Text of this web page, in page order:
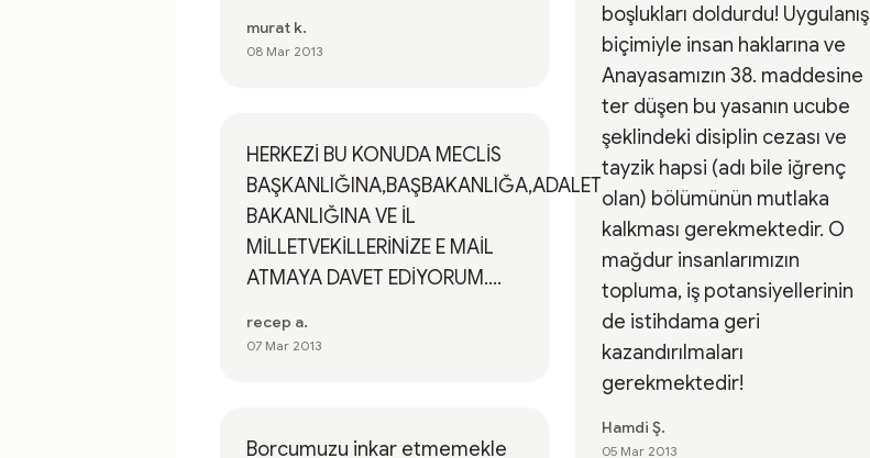
murat k.
08 Mar 2013
HERKEZİ BU KONUDA MECLİS
BAŞKANLIĞINA,BAŞBAKANLIĞA,ADALET
BAKANLIĞINA VE İL
MİLLETVEKİLLERİNİZE E MAİL
ATMAYA DAVET EDİYORUM....
recep a.
07 Mar 2013
Borcumuzu inkar etmemekle
boşlukları doldurdu! Uygulanış
biçimiyle insan haklarına ve
Anayasamızın 38. maddesine
ter düşen bu yasanın ucube
şeklindeki disiplin cezası ve
tayzik hapsi (adı bile iğrenç
olan) bölümünün mutlaka
kalkması gerekmektedir. O
mağdur insanlarımızın
topluma, iş potansiyellerinin
de istihdama geri
kazandırılmaları
gerekmektedir!
Hamdi Ş.
05 Mar 2013